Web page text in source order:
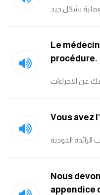
بشكل جيد
Le
procédure.
عن الاجراءات
Vous avez
الزائدة الدودية
Nous
appendice